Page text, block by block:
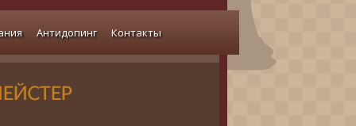
Антидопинг Контакты